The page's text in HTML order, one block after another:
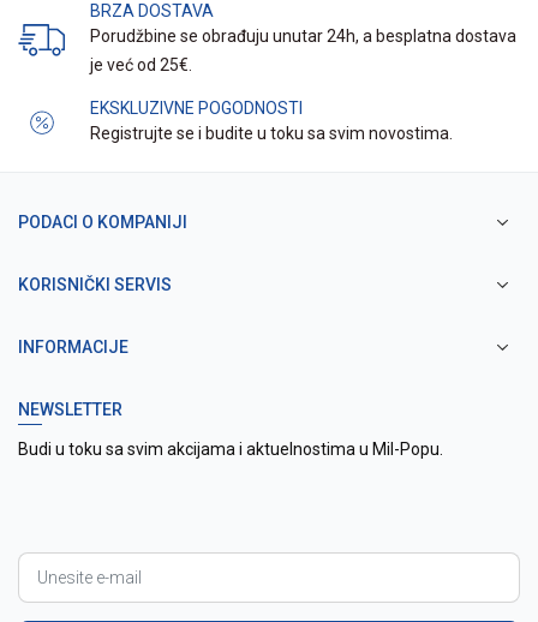
BRZA DOSTAVA
Porudžbine se obrađuju unutar 24h, a besplatna dostava
je već od 25€.
EKSKLUZIVNE POGODNOSTI
Registrujte se i budite u toku sa svim novostima.
PODACI O KOMPANIJI
KORISNIČKI SERVIS
INFORMACIJE
NEWSLETTER
Budi u toku sa svim akcijama i aktuelnostima u Mil-Popu.